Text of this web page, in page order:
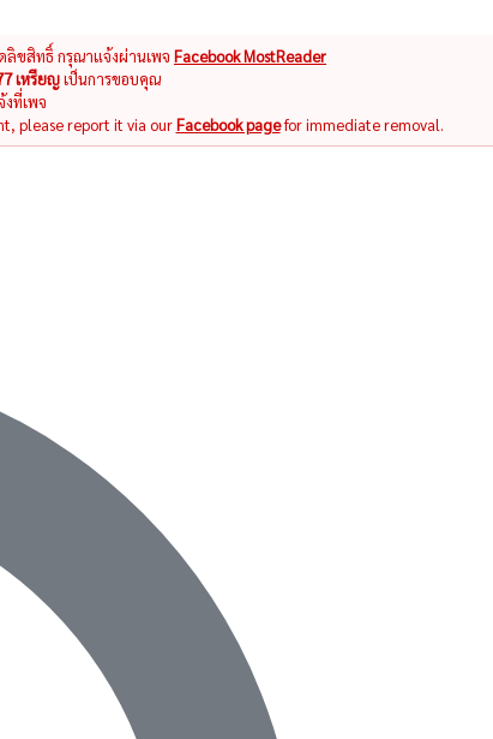
ลิขสิทธิ์ กรุณาแจ้งผ่านเพจ Facebook MostReader
เหรียญเป็นการขอบคุณ
ที่เพจ
please report it via ourFacebook pagefor immediate removal.